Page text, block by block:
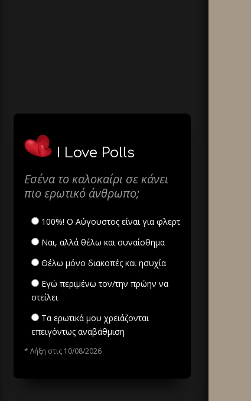
I Love Polls
Εσένα το καλοκαίρι σε κάνει
πιο ερωτικό άνθρωπο;
100%! Ο Αύγουστος είναι για φλερτ
Ναι, αλλά θέλω και συναίσθημα
Θέλω μόνο διακοπές και ησυχία
Εγώ περιμένω τον/την πρώην να
στείλει
Τα ερωτικά μου χρειάζονται
επειγόντως αναβάθμιση
* Λήξη στις 10/08/2026